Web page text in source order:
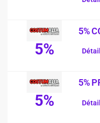
5%
5%
5%
5%